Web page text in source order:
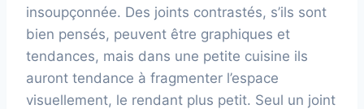
insoupçonnée. Des joints contrastés, s’ils sont
bien pensés, peuvent être graphiques et
tendances, mais dans une petite cuisine ils
auront tendance à fragmenter l’espace
visuellement, le rendant plus petit. Seul un joint